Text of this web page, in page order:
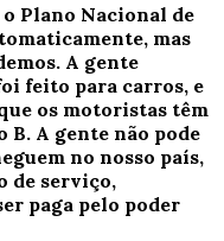
o Plano Nacional de
mas
A gente
feito para carros, e
os motoristas têm
A gente não pode
no nosso país,
de serviço,
paga pelo poder